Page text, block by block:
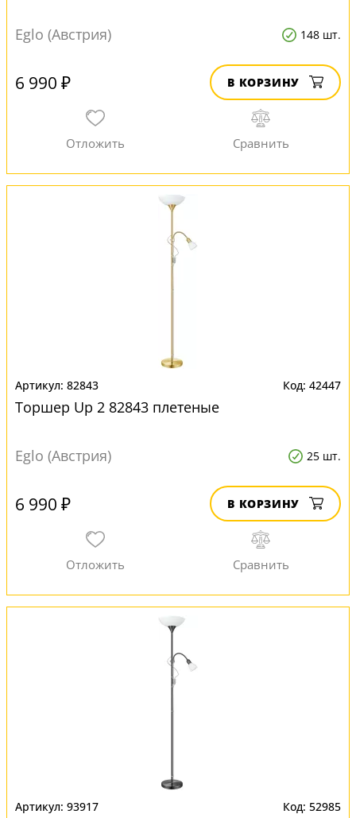
Eglo (Австрия) 148 шт.
6 990 ₽ В КОРЗИНУ
82843 42447
Торшер Up 2 82843 плетеные
Eglo (Австрия) 25 шт.
6 990 ₽ В КОРЗИНУ
93917 52985